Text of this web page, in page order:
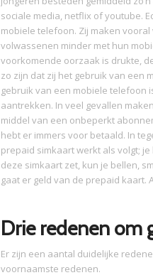
sociale media, netflix of youtube.
mobiele telefoon. Zij maken
volwassenen minder met hun
voorkomende oorzaak is drukte,
zo zijn dat zij het gebruik van een
gebruik van een mobiele telefoon
aantrekken. In veel gevallen
middel van een onbeperkt
hebt er immers voor betaald. In
prepaid simkaart werkt als volgt;
deze simkaart zet, kun je bellen,
gaat er geld van de prepaid kaart.
Drie redenen om
Er zijn een aantal duidelijke
voornaamste redenen.